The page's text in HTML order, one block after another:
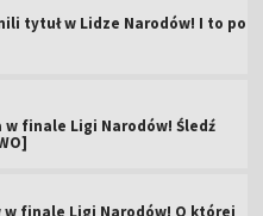
tytuł w Lidze Narodów! I to po
w finale Ligi Narodów! Śledź
w finale Ligi Narodów! O której